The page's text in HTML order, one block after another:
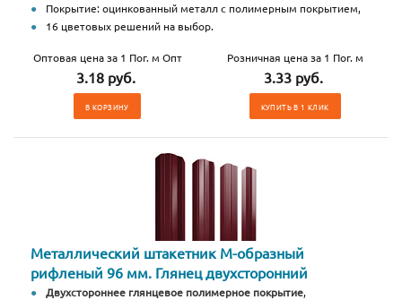
Покрытие: оцинкованный металл с полимерным покрытием,
16 цветовых решений на выбор.
Оптовая цена за 1 Пог. м Опт
3.18 руб.
В КОРЗИНУ
Розничная цена за 1 Пог. м
3.33 руб.
КУПИТЬ В 1 КЛИК
Металлический штакетник М-образный
рифленый 96 мм. Глянец двухсторонний
Двухстороннее глянцевое полимерное покрытие,